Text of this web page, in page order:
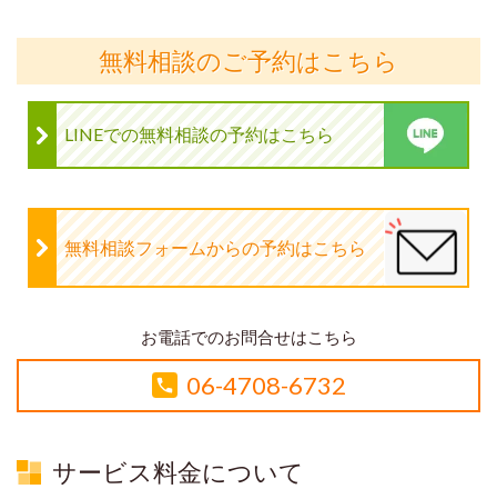
無料相談のご予約はこちら
LINEでの無料相談の予約はこちら
無料相談フォームからの予約はこちら
お電話でのお問合せはこちら
06-4708-6732
サービス料金について